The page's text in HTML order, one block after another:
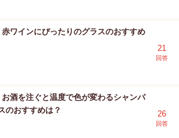
赤ワインにぴったりのグラスのおすすめ
21
回答
お酒を注ぐと温度で色が変わるシャンパ
のおすすめは？
26
回答